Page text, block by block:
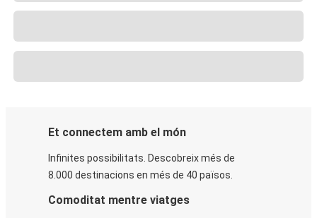
Et connectem amb el món
Infinites possibilitats. Descobreix més de
8.000 destinacions en més de 40 països.
Comoditat mentre viatges